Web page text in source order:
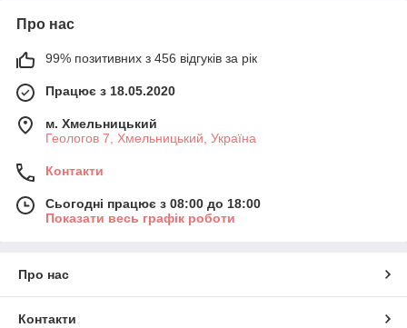
Про нас
99% позитивних з 456 відгуків за рік
Працює з 18.05.2020
м. Хмельницький
Геологов 7, Хмельницький, Україна
Контакти
Сьогодні працює з 08:00 до 18:00
Показати весь графік роботи
Про нас
Контакти